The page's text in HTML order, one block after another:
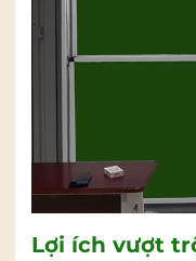
Lợi ích vượt